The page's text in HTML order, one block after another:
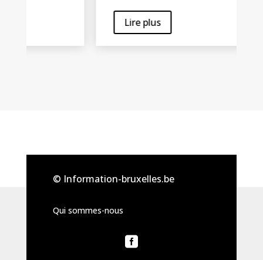
© Information-bruxelles.be
Qui sommes-nous
